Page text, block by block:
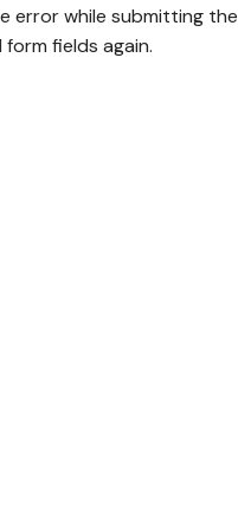
error while submitting the
form fields again.